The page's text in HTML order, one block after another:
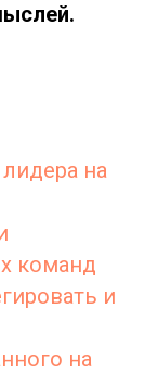
на
команд
и
на